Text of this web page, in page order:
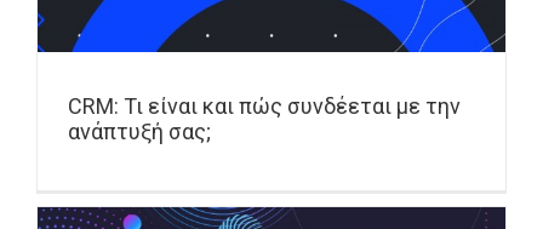
CRM: Τι είναι και πώς συνδέεται με την
ανάπτυξή σας;